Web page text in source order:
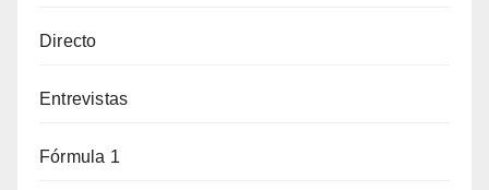
Directo
Entrevistas
Fórmula 1